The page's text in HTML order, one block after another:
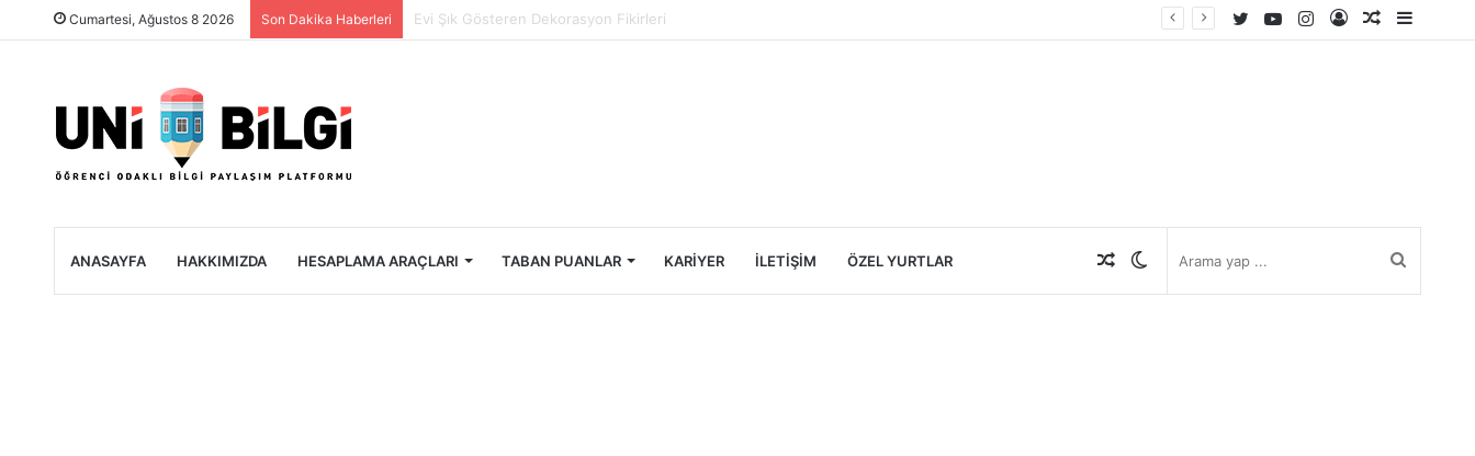
Cumartesi, Ağustos 8 2026 Son Dakika Haberleri Üniversite Öğrencileri İçin Ekonomik Tatil Rehberi
Rastgele
Kayıt
Instagram
YouTube
Twitter
ANASAYFA HAKKIMIZDA HESAPLAMA ARAÇLARI TABAN PUANLAR KARIYER İLETIŞIM ÖZEL YURTLAR Rastgele